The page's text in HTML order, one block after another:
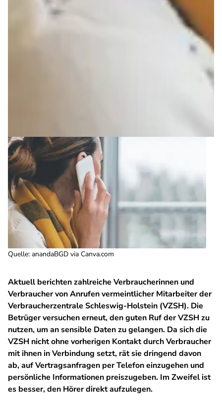
Quelle: anandaBGD via Canva.com
Aktuell berichten zahlreiche Verbraucherinnen und
Verbraucher von Anrufen vermeintlicher Mitarbeiter der
Verbraucherzentrale Schleswig-Holstein (VZSH). Die
Betrüger versuchen erneut, den guten Ruf der VZSH zu
nutzen, um an sensible Daten zu gelangen. Da sich die
VZSH nicht ohne vorherigen Kontakt durch Verbraucher
mit ihnen in Verbindung setzt, rät sie dringend davon
ab, auf Vertragsanfragen per Telefon einzugehen und
persönliche Informationen preiszugeben. Im Zweifel ist
es besser, den Hörer direkt aufzulegen.